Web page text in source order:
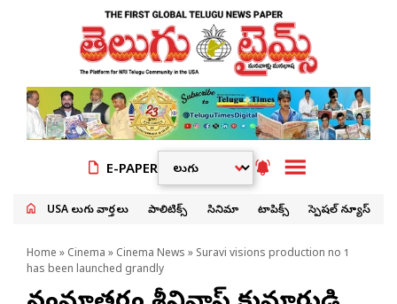
E-PAPER
USA తెలుగు వార్తలు పాలిటిక్స్ సినిమా టాపిక్స్ స్పెషల్ న్యూస్
Home » Cinema » Cinema News » Suravi visions production no 1
has been launched grandly